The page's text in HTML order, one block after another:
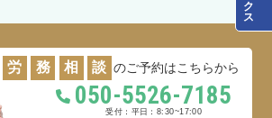
労 務 相 談 のご予約はこちらから
050-5526-7185
平日：8:30~17:00